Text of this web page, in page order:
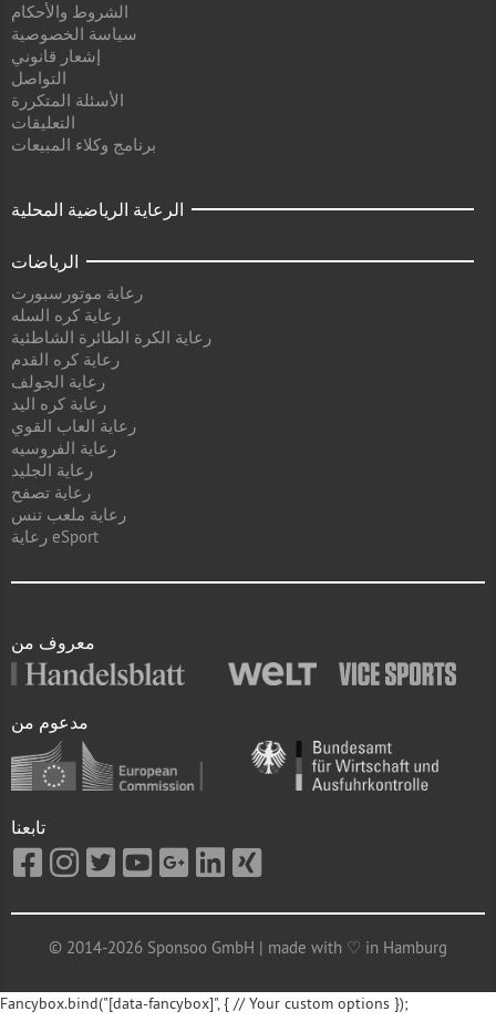
الشروط والأحكام
سياسة الخصوصية
إشعار قانوني
التواصل
الأسئلة المتكررة
التعليقات
برنامج وكلاء المبيعات
الرعاية الرياضية المحلية
الرياضات
رعاية موتورسبورت
رعاية كره السله
رعاية الكرة الطائرة الشاطئية
رعاية كره القدم
رعاية الجولف
رعاية كره اليد
رعاية العاب القوي
رعاية الفروسيه
رعاية الجليد
رعاية تصفح
رعاية ملعب تنس
رعاية eSport
معروف من
مدعوم من
تابعنا
© 2014-2026 Sponsoo GmbH | made with ♡ in Hamburg
Fancybox.bind("[data-fancybox]", { // Your custom options });